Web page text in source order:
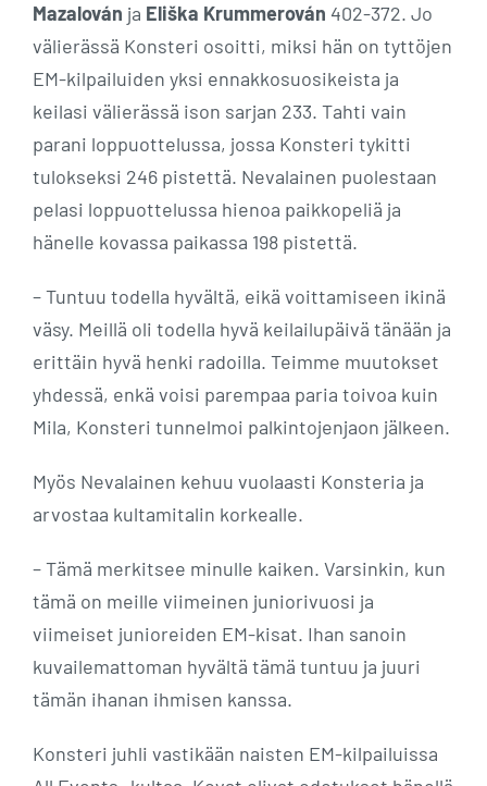
Mazalován ja Eliška Krummerován 402-372. Jo
välierässä Konsteri osoitti, miksi hän on tyttöjen
EM-kilpailuiden yksi ennakkosuosikeista ja
keilasi välierässä ison sarjan 233. Tahti vain
parani loppuottelussa, jossa Konsteri tykitti
tulokseksi 246 pistettä. Nevalainen puolestaan
pelasi loppuottelussa hienoa paikkopeliä ja
hänelle kovassa paikassa 198 pistettä.
– Tuntuu todella hyvältä, eikä voittamiseen ikinä
väsy. Meillä oli todella hyvä keilailupäivä tänään ja
erittäin hyvä henki radoilla. Teimme muutokset
yhdessä, enkä voisi parempaa paria toivoa kuin
Mila, Konsteri tunnelmoi palkintojenjaon jälkeen.
Myös Nevalainen kehuu vuolaasti Konsteria ja
arvostaa kultamitalin korkealle.
– Tämä merkitsee minulle kaiken. Varsinkin, kun
tämä on meille viimeinen juniorivuosi ja
viimeiset junioreiden EM-kisat. Ihan sanoin
kuvailemattoman hyvältä tämä tuntuu ja juuri
tämän ihanan ihmisen kanssa.
Konsteri juhli vastikään naisten EM-kilpailuissa